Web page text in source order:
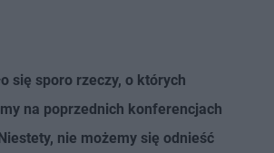
się sporo rzeczy, o których
na poprzednich konferencjach
nie możemy się odnieść